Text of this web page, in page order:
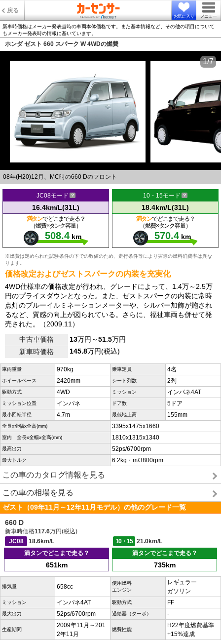
戻る
お気に入り メニュー
新車時価格はメーカー発表当時の車両本体価格です。また基本情報など、その他の項目について
もメーカー発表時の情報に基いています。
ホンダ ゼスト 660 スパーク W 4WDの燃費
08年(H20)12月、MC時の660 Dのフロント
1/7
JC08モード
16.4km/L(31L)
満タンでどこまで走る？
（燃費×タンク容量）
508.4 km
10・15モード
18.4km/L(31L)
満タンでどこまで走る？
（燃費×タンク容量）
570.4 km
※燃費は定められた試験条件の下での数値のため、走行条件等により実際の燃料消費率は異な
ります。
価格改定およびゼストスパークの内装を充実化
4WD仕様車の価格改定が行われ、グレードによって、1.4万～2.5万
円のプライスダウンとなった。また、ゼストスパークの内装に常時
点灯のブルーイルミネーションメーターや、シルバー加飾が施され
るなど、質感の向上が図られている。さらに、福祉車両も併せて発
売された。（2009.11）
中古車価格
13万円～51.5万円
新車時価格
145.8万円(税込)
車両重量 970kg 乗車定員 4名
ホイールベース 2420mm シート列数 2列
駆動方式 4WD ミッション インパネ4AT
ミッション位置 インパネ ドア数 5ドア
最小回転半径 4.7m 最低地上高 155mm
全長x全幅x全高(mm) 3395x1475x1660
室内 全長x全幅x全高(mm) 1810x1315x1340
最高出力 52ps/6700rpm
最大トルク 6.2kg・m/3800rpm
この車のカタログ情報を見る
この車の相場を見る
ゼスト（09年11月～12年11月モデル）の他のグレード一覧
660 D
新車時価格117.6万円(税込)
JC08
18.6km/L 10・15
21.0km/L
満タンでどこまで走る？
651km
満タンでどこまで走る？
735km
排気量 658cc
使用燃料
エンジン
レギュラー
ガソリン
ミッション インパネ4AT 駆動方式 FF
最大出力 52ps/6700rpm 過給器（ターボ） -
生産期間
2009年11月～201
2年11月
燃費性能
H22年度燃費基準
+15%達成